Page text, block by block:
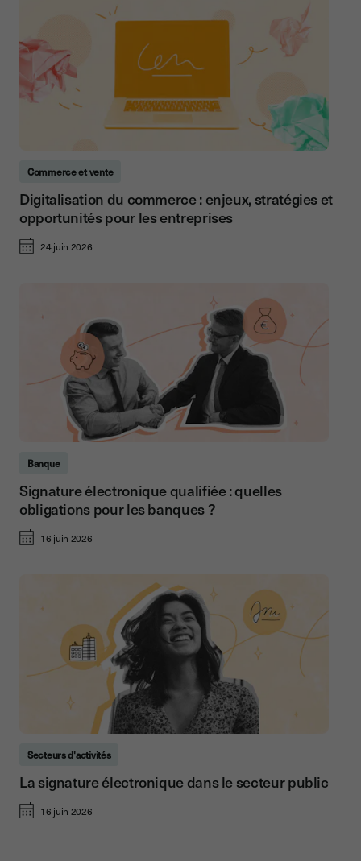
Commerce et vente
Digitalisation du commerce : enjeux, stratégies et
opportunités pour les entreprises
24 juin 2026
Banque
Signature électronique qualifiée : quelles
obligations pour les banques ?
16 juin 2026
Secteurs d'activités
La signature électronique dans le secteur public
16 juin 2026